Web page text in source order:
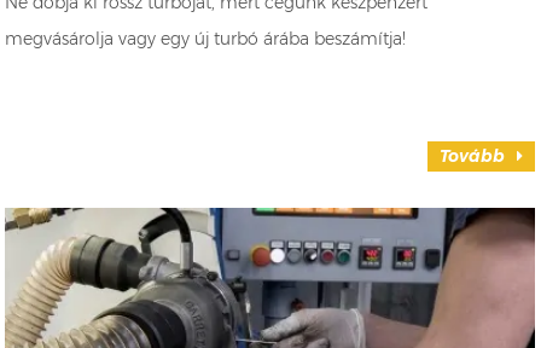
megvásárolja vagy egy új turbó árába beszámítja!
Tovább